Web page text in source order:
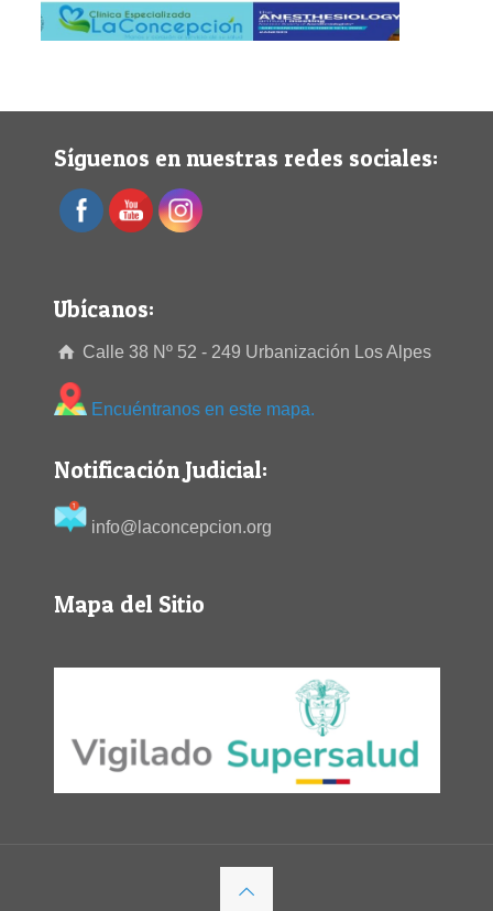
Síguenos en nuestras redes sociales:
Ubícanos:
Calle 38 Nº 52 - 249 Urbanización Los Alpes
Encuéntranos en este mapa.
Notificación Judicial:
info@laconcepcion.org
Mapa del Sitio